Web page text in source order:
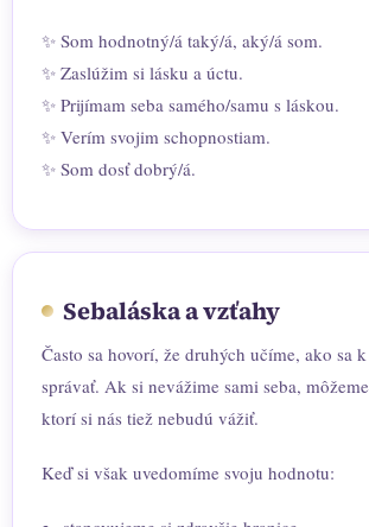
✨ Som hodnotný/á taký/á, aký/á som.
✨ Zaslúžim si lásku a úctu.
✨ Prijímam seba samého/samu s láskou.
✨ Verím svojim schopnostiam.
✨ Som dosť dobrý/á.
Sebaláska a vzťahy
Často sa hovorí, že druhých učíme, ako sa
správať. Ak si nevážime sami seba,
ktorí si nás tiež nebudú vážiť.
Keď si však uvedomíme svoju hodnotu: